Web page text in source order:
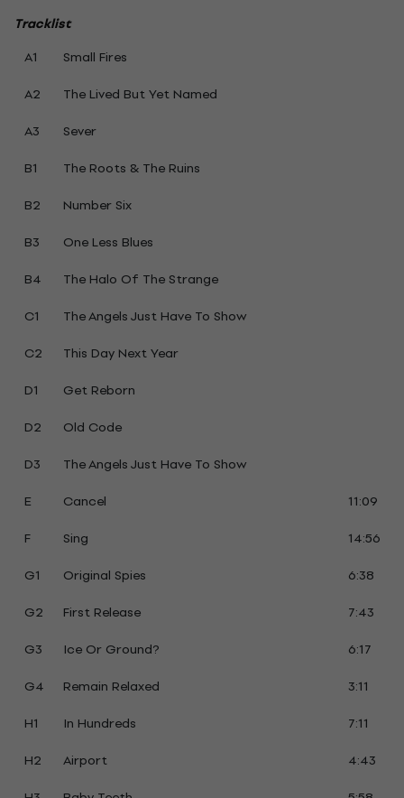
Tracklist
A1
Small Fires
A2
The Lived But Yet Named
A3
Sever
B1
The Roots & The Ruins
B2
Number Six
B3
One Less Blues
B4
The Halo Of The Strange
C1
The Angels Just Have To Show
C2
This Day Next Year
D1
Get Reborn
D2
Old Code
D3
The Angels Just Have To Show
E
Cancel
11:09
F
Sing
14:56
G1
Original Spies
6:38
G2
First Release
7:43
G3
Ice Or Ground?
6:17
G4
Remain Relaxed
3:11
H1
In Hundreds
7:11
H2
Airport
4:43